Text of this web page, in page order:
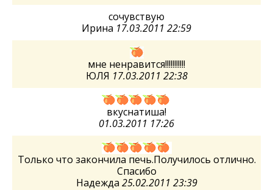
сочувствую
Ирина 17.03.2011 22:59
мне ненравится!!!!!!!!!!!
ЮЛЯ 17.03.2011 22:38
вкуснатиша!
01.03.2011 17:26
Только что закончила печь.Получилось отлично.
Спасибо
Надежда 25.02.2011 23:39